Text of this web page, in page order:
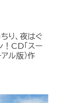
、夜はぐ
！CD「スー
ル版）作